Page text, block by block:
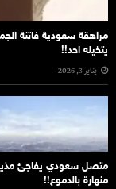
مراهقة سعودية فاتنة
يتخيله احد!!
يناير 3, 2026
متصل سعودي يفاجئ
منهارة بالدموع!!